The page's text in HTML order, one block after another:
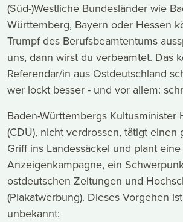
(Süd-)Westliche Bundesländer wie
Württemberg, Bayern oder Hessen
Trumpf des Berufsbeamtentums
uns, dann wirst du verbeamtet. Das
Referendar/in aus Ostdeutschland
wer lockt besser - und vor allem:
Baden-Württembergs Kultusminister
(CDU), nicht verdrossen, tätigt einen
Griff ins Landessäckel und plant
Anzeigenkampagne, ein
ostdeutschen Zeitungen und
(Plakatwerbung). Dieses Vorgehen
unbekannt: